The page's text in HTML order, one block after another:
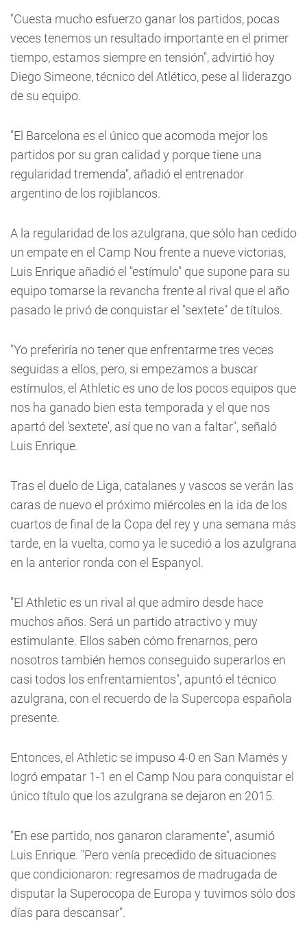
"Cuesta mucho esfuerzo ganar los partidos, pocas
veces tenemos un resultado importante en el primer
tiempo, estamos siempre en tensión", advirtió hoy
Diego Simeone, técnico del Atlético, pese al liderazgo
de su equipo.
"El Barcelona es el único que acomoda mejor los
partidos por su gran calidad y porque tiene una
regularidad tremenda", añadió el entrenador
argentino de los rojiblancos.
A la regularidad de los azulgrana, que sólo han cedido
un empate en el Camp Nou frente a nueve victorias,
Luis Enrique añadió el "estímulo" que supone para su
equipo tomarse la revancha frente al rival que el año
pasado le privó de conquistar el "sextete" de títulos.
"Yo preferiría no tener que enfrentarme tres veces
seguidas a ellos, pero, si empezamos a buscar
estímulos, el Athletic es uno de los pocos equipos que
nos ha ganado bien esta temporada y el que nos
apartó del 'sextete', así que no van a faltar", señaló
Luis Enrique.
Tras el duelo de Liga, catalanes y vascos se verán las
caras de nuevo el próximo miércoles en la ida de los
cuartos de final de la Copa del rey y una semana más
tarde, en la vuelta, como ya le sucedió a los azulgrana
en la anterior ronda con el Espanyol.
"El Athletic es un rival al que admiro desde hace
muchos años. Será un partido atractivo y muy
estimulante. Ellos saben cómo frenarnos, pero
nosotros también hemos conseguido superarlos en
casi todos los enfrentamientos", apuntó el técnico
azulgrana, con el recuerdo de la Supercopa española
presente.
Entonces, el Athletic se impuso 4-0 en San Mamés y
logró empatar 1-1 en el Camp Nou para conquistar el
único título que los azulgrana se dejaron en 2015.
"En ese partido, nos ganaron claramente", asumió
Luis Enrique. "Pero venía precedido de situaciones
que condicionaron: regresamos de madrugada de
disputar la Superocopa de Europa y tuvimos sólo dos
días para descansar".